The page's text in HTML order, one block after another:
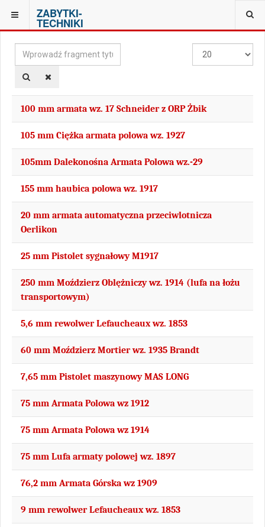
ZABYTKI-
TECHNIKI
JESTEŚ TUTAJ: LISTA TAGÓW
Wprowadź
fragment
tytułu
Pokaż
#
100 mm armata wz. 17 Schneider z ORP Żbik
105 mm Ciężka armata polowa wz. 1927
105mm Dalekonośna Armata Polowa wz.-29
155 mm haubica polowa wz. 1917
20 mm armata automatyczna przeciwlotnicza
Oerlikon
25 mm Pistolet sygnałowy M1917
250 mm Moździerz Oblężniczy wz. 1914 (lufa na łożu
transportowym)
5,6 mm rewolwer Lefaucheaux wz. 1853
60 mm Moździerz Mortier wz. 1935 Brandt
7,65 mm Pistolet maszynowy MAS LONG
75 mm Armata Polowa wz 1912
75 mm Armata Polowa wz 1914
75 mm Lufa armaty polowej wz. 1897
76,2 mm Armata Górska wz 1909
9 mm rewolwer Lefaucheaux wz. 1853